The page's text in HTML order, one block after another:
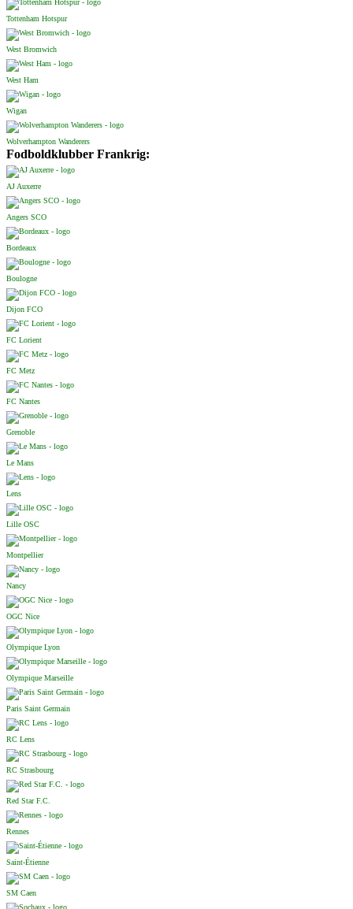
Tottenham Hotspur
West Bromwich
West Ham
Wigan
Wolverhampton Wanderers
Fodboldklubber Frankrig:
AJ Auxerre
Angers SCO
Bordeaux
Boulogne
Dijon FCO
FC Lorient
FC Metz
FC Nantes
Grenoble
Le Mans
Lens
Lille OSC
Montpellier
Nancy
OGC Nice
Olympique Lyon
Olympique Marseille
Paris Saint Germain
RC Lens
RC Strasbourg
Red Star F.C.
Rennes
Saint-Étienne
SM Caen